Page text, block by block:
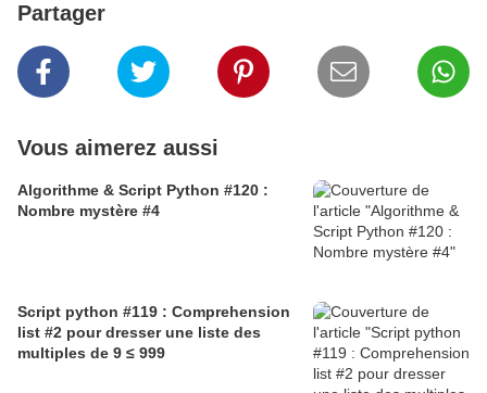
Partager
Vous aimerez aussi
Algorithme & Script Python #120 :
Nombre mystère #4
Script python #119 : Comprehension
list #2 pour dresser une liste des
multiples de 9 ≤ 999